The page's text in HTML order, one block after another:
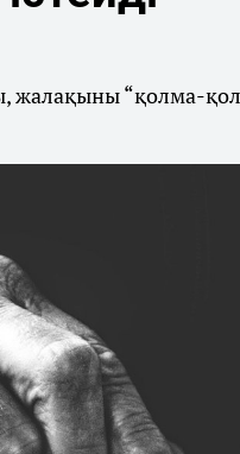
“қолма-